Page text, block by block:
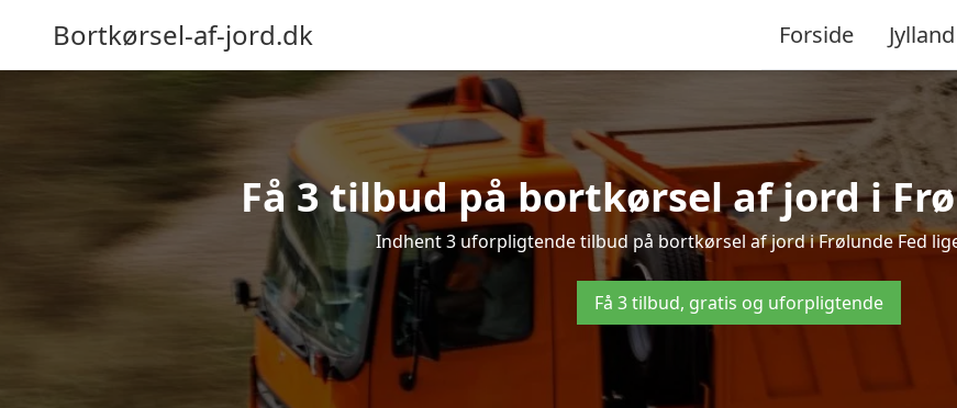
Bortkørsel-af-jord.dk Forside Jylland
Få 3 tilbud på bortkørsel af jord i
Indhent 3 uforpligtende tilbud på bortkørsel af jord i Frølunde Fed
Få 3 tilbud, gratis og uforpligtende